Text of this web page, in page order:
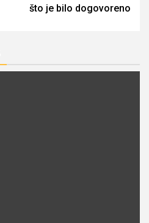
što je bilo dogovoreno